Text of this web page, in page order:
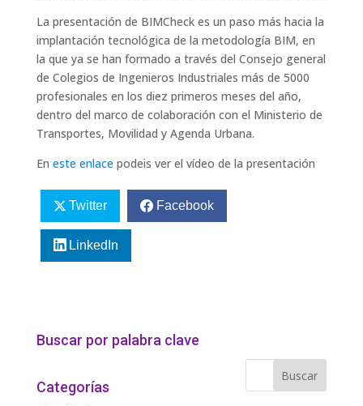
La presentación de BIMCheck es un paso más hacia la
implantación tecnológica de la metodología BIM, en
la que ya se han formado a través del Consejo general
de Colegios de Ingenieros Industriales más de 5000
profesionales en los diez primeros meses del año,
dentro del marco de colaboración con el Ministerio de
Transportes, Movilidad y Agenda Urbana.
En este enlacepodeis ver el vídeo de la presentación
Twitter Facebook
LinkedIn
Buscar por palabra clave
Categorías